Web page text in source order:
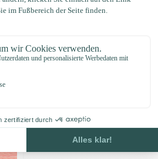
Orange Neon -